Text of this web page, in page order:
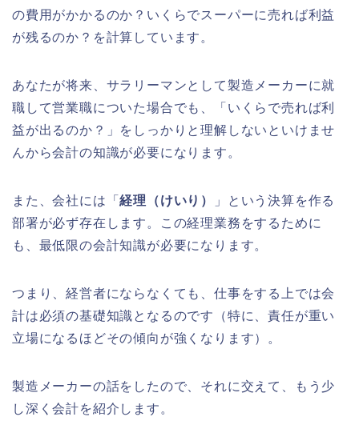
の費用がかかるのか？いくらでスーパーに売れば利益
が残るのか？を計算しています。
あなたが将来、サラリーマンとして製造メーカーに就
職して営業職についた場合でも、「いくらで売れば利
益が出るのか？」をしっかりと理解しないといけませ
んから会計の知識が必要になります。
また、会社には「経理（けいり）
」という決算を作る
部署が必ず存在します。この経理業務をするために
も、最低限の会計知識が必要になります。
つまり、経営者にならなくても、仕事をする上では会
計は必須の基礎知識となるのです（特に、責任が重い
立場になるほどその傾向が強くなります）。
製造メーカーの話をしたので、それに交えて、もう少
し深く会計を紹介します。